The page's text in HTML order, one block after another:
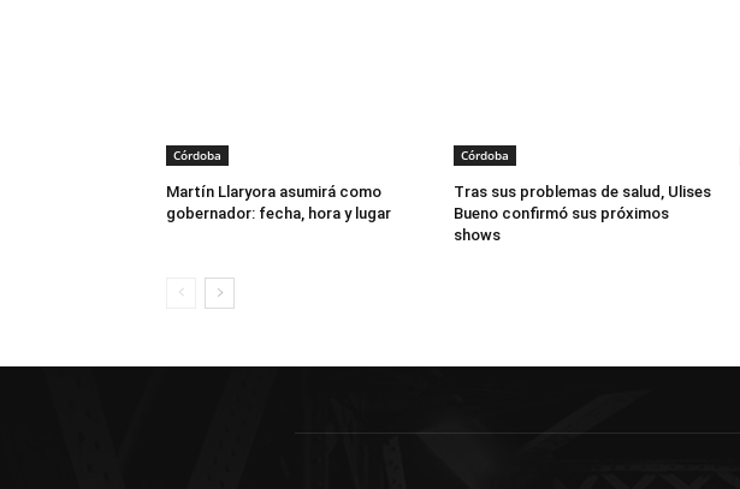
Córdoba
Martín Llaryora asumirá como
gobernador: fecha, hora y lugar
Córdoba
Tras sus problemas de salud, Ulises
Bueno confirmó sus próximos
shows